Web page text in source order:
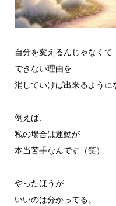
自分を変えるんじゃなくて
できない理由を
消していけば出来るように
例えば、
私の場合は運動が
本当苦手なんです（笑）
やったほうが
いいのは分かってる。